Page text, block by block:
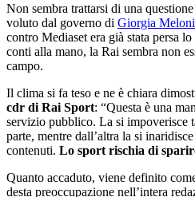
Non sembra trattarsi di una
voluto dal governo di Giorgia Meloni
contro Mediaset era già stata persa
conti alla mano, la Rai sembra non
campo.
Il clima si fa teso e ne è chiara
cdr di Rai Sport: “Questa è una
servizio pubblico. La si impoverisce
parte, mentre dall’altra la si
contenuti. Lo sport rischia di
Quanto accaduto, viene definito
desta preoccupazione nell’intera